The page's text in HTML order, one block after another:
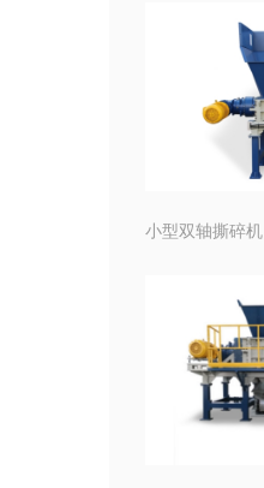
小型双轴撕碎机